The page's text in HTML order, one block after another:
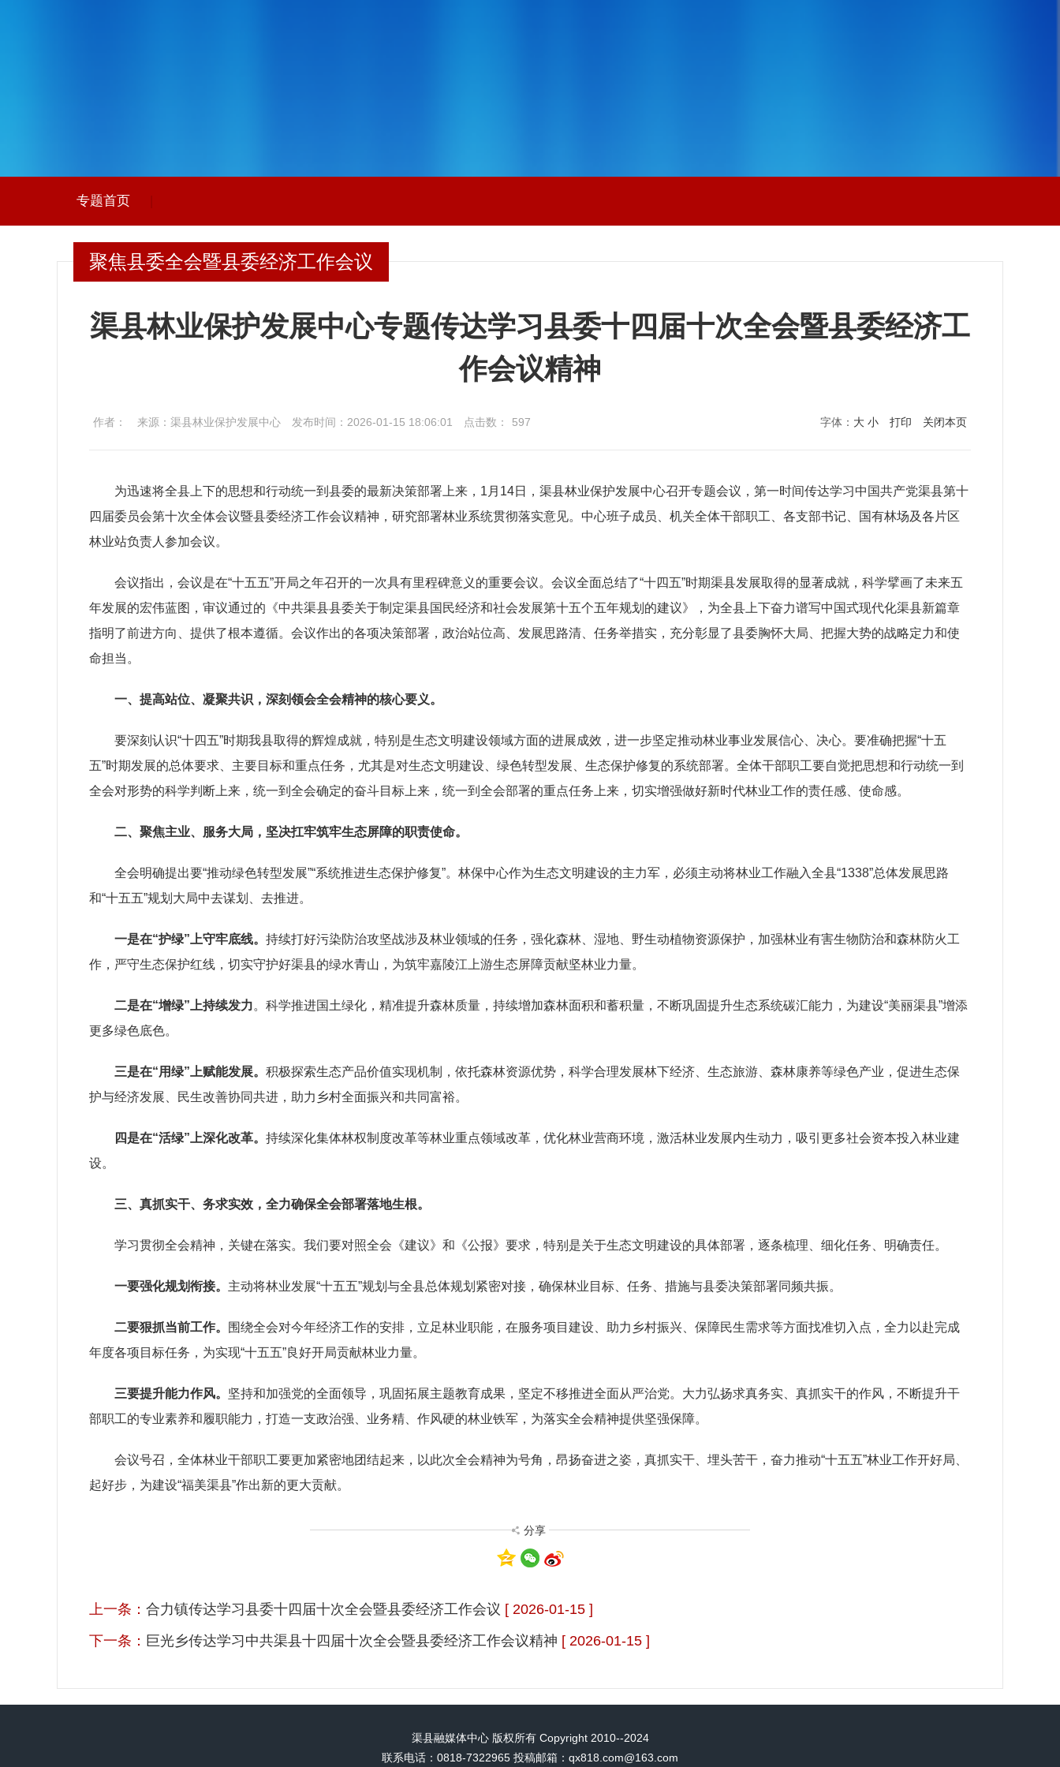
专题首页 |
聚焦县委全会暨县委经济工作会议
渠县林业保护发展中心专题传达学习县委十四届十次全会暨县委经济工
作会议精神
字体： 大 小 打印 关闭本页
作者： 来源：渠县林业保护发展中心 发布时间：2026-01-15 18:06:01 点击数： 597
为迅速将全县上下的思想和行动统一到县委的最新决策部署上来， 1 月 14日，渠县林业保护发展中心召开专题会议，第一时间传达学习中国共产党渠县第十
四届委员会第十次全体会议暨县委经济工作会议精神， 研究部署林业系统贯彻落实意见。中心班子成员、机关全体干部职工、各支部书记 、国有林场及各片区
林业站负责人参加会议。
会议指出， 会议是在“十五五”开局之年召开的一次具有里程碑意义的重要会议。会议全面总结了“十四五”时期渠县发展取得的显著成就，科学擘画了未来五
年发展的宏伟蓝图，审议通过的《中共渠县县委关于制定渠县国民经济和社会发展第十五个五年规划的建议》，为全县上下奋力谱写中国式现代化渠县新篇章
指明了前进方向、提供了根本遵循。会议作出的各项决策部署，政治站位高、发展思路清、任务举措实，充分彰显了县委胸怀大局、把握大势的战略定力和使
命担当。
一、提高站位、凝聚共识，深刻领会全会精神的核心要义。
要深刻认识“十四五”时期我县取得的辉煌成就，特别是生态文明建设领域方面的进展成效 ，进一步坚定推动林业事业发展信心 决心。要准确把握“十五
五”时期发展的总体要求、主要目标和重点任务，尤其是对生态文明建设、绿色转型发展、生态保护修复的系统部署。全体干部职工要自觉把思想和行动统一到
全会对形势的科学判断上来，统一到全会确定的奋斗目标上来，统一到全会部署的重点任务上来，切实增强做好新时代林业工作的责任感、使命感。
二、聚焦主业、服务大局，坚决扛牢筑牢生态屏障的职责使命。
全会明确提出要“推动绿色转型发展”“系统推进生态保护修复”。林保中心作为生态文明建设的主力军，必须主动将林业工作融入全县“1338”总体发展思路
和“十五五”规划大局中去谋划、去推进。
一是在“护绿”上守牢底线。 持续打好污染防治攻坚战涉及林业领域的任务，强化森林、湿地、野生动植物资源保护，加强林业有害生物防治和森林防火工
作，严守生态保护红线，切实守护好渠县的绿水青山，为筑牢嘉陵江上游生态屏障贡献坚林业力量。
二是在“增绿”上持续发力。科学推进国土绿化，精准提升森林质量，持续增加森林面积和蓄积量，不断巩固提升生态系统碳汇能力，为建设“美丽渠县”增添
更多绿色底色。
三是在“用绿”上赋能发展。 积极探索生态产品价值实现机制，依托森林资源优势 ，科学合理发展林下经济、生态旅游、森林康养等绿色产业，促进生态保
护与经济发展、民生改善协同共进，助力乡村全面振兴和共同富裕。
四是在“活绿”上深化改革。 持续深化集体林权制度改革等林业重点领域改革，优化林业营商环境，激活林业发展内生动力，吸引更多社会资本投入林业建
设。
三、真抓实干、务求实效，全力确保全会部署落地生根。
学习贯彻全会精神，关键在落实。我们要对照全会《建议》和《公报》要求，特别是关于生态文明建设的具体部署，逐条梳理、细化任务、明确责任。
一要强化规划衔接。 主动将林业发展“十五五”规划与全县总体规划紧密对接，确保林业目标、任务、措施与县委决策部署同频共振。
二要狠抓当前工作。
围绕全会对今年经济工作的安排，立足林业职能，在服务项目建设、助力乡村振兴、保障民生需求等方面找准切入点，全力以赴完成
年度各项目标任务，为实现“十五五”良好开局贡献林业力量。
三要提升能力作风。 坚持和加强党的全面领导，巩固拓展主题教育成果，坚定不移推进全面从严治党。大力弘扬求真务实、真抓实干的作风，不断提升干
部职工的专业素养和履职能力，打造一支政治强、业务精、作风硬的林业铁军，为落实全会精神提供坚强保障。
会议号召，全体林业干部职工要更加紧密地团结起来，以此次全会精神为号角， 昂扬奋进之姿，真抓实干、埋头苦干，奋力推动“十五五”林业工作开好局、
起好步，为建设“福美渠县”作出新的更大贡献。
分享
上一条： 合力镇传达学习县委十四届十次全会暨县委经济工作会议 [ 2026-01-15 ]
下一条： 巨光乡传达学习中共渠县十四届十次全会暨县委经济工作会议精神 [ 2026-01-15 ]
渠县融媒体中心 版权所有 Copyright 2010--2024
联系电话：0818-7322965 投稿邮箱：qx818.com@163.com